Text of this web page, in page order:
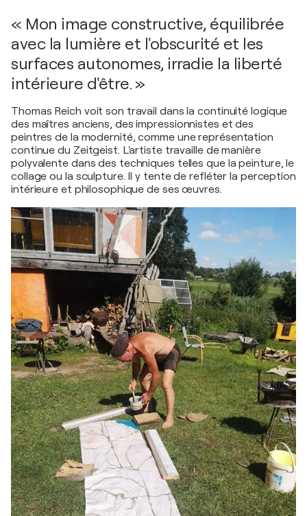
« Mon image constructive, équilibrée
avec la lumière et l'obscurité et les
surfaces autonomes, irradie la liberté
intérieure d'être. »
Thomas Reich voit son travail dans la continuité logique
des maîtres anciens, des impressionnistes et des
peintres de la modernité, comme une représentation
continue du Zeitgeist. L'artiste travaille de manière
polyvalente dans des techniques telles que la peinture, le
collage ou la sculpture. Il y tente de refléter la perception
intérieure et philosophique de ses œuvres.